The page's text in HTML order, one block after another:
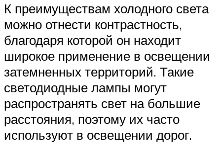
К преимуществам холодного света
можно отнести контрастность,
благодаря которой он находит
широкое применение в освещении
затемненных территорий. Такие
светодиодные лампы могут
распространять свет на большие
расстояния, поэтому их часто
используют в освещении дорог.